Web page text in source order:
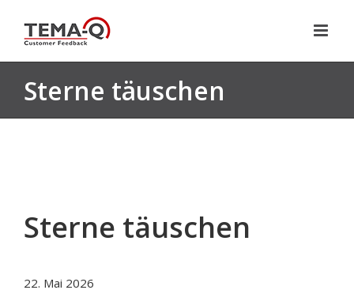
Inhalt
springen
Sterne täuschen
Sterne täuschen
22. Mai 2026